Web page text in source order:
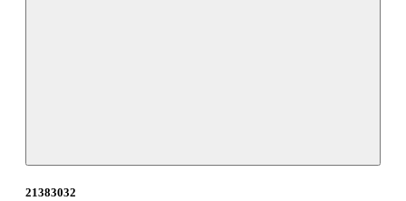
21383032